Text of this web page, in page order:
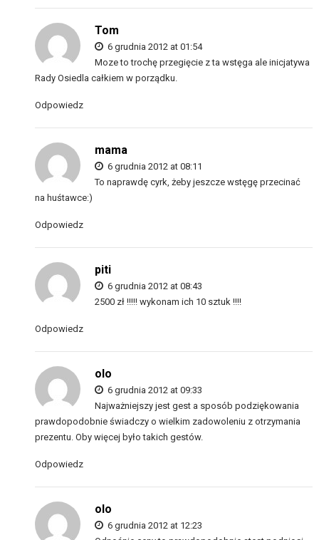
Tom
6 grudnia 2012 at 01:54
Moze to trochę przegięcie z ta wstęga ale inicjatywa
Rady Osiedla całkiem w porządku.
Odpowiedz
mama
6 grudnia 2012 at 08:11
To naprawdę cyrk, żeby jeszcze wstęgę przecinać
na huśtawce:)
Odpowiedz
piti
6 grudnia 2012 at 08:43
2500 zł !!!!! wykonam ich 10 sztuk !!!!
Odpowiedz
olo
6 grudnia 2012 at 09:33
Najważniejszy jest gest a sposób podziękowania
prawdopodobnie świadczy o wielkim zadowoleniu z otrzymania
prezentu. Oby więcej było takich gestów.
Odpowiedz
olo
6 grudnia 2012 at 12:23